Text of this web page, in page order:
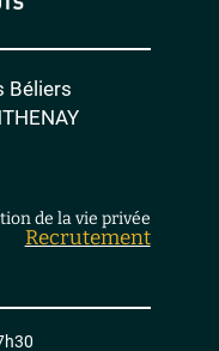
Béliers
de la vie privée
Recrutement